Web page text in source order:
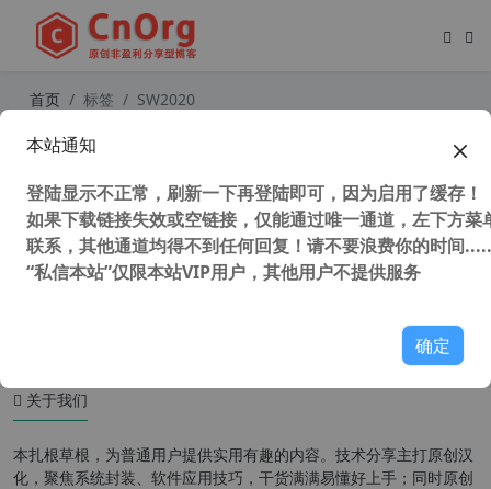
首页 标签 SW2020
SW2020(SolidWorks 2020 SP2) 简体
关于我们
本扎根草根，为普通用户提供实用有趣的内容。技术分享主打原创汉
化，聚焦系统封装、软件应用技巧，干货满满易懂好上手；同时原创
本站通知
登陆显示不正常，刷新一下再登陆即可，因为启用了缓存！
如果下载链接失效或空链接，仅能通过唯一通道，左下方菜
联系，其他通道均得不到任何回复！请不要浪费你的时间
“私信本站”仅限本站VIP用户，其他用户不提供服务
确定